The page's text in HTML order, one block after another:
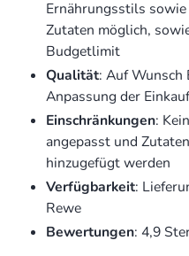
Ernährungsstils
Zutaten möglich,
Budgetlimit
Qualität: Auf Wunsch
Anpassung der
Einschränkungen:
angepasst und
hinzugefügt werden
Verfügbarkeit:
Rewe
Bewertungen: 4,9